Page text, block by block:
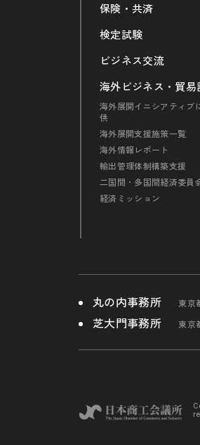
保険・共済
検定試験
ビジネス交流
海外ビジネス・貿易
海外展開イニシアティブ
供
海外展開支援施策一覧
海外情報レポート
輸出管理体制構築支援
二国間・多国間経済委員
経済ミッション
丸の内事務所 東京
芝大門事務所 東京